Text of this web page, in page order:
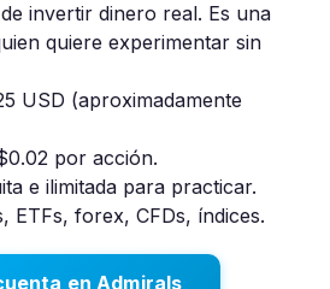
invertir dinero real. Es una
quiere experimentar sin
USD (aproximadamente
por acción.
e ilimitada para practicar.
ETFs, forex, CFDs, índices.
en Admirals